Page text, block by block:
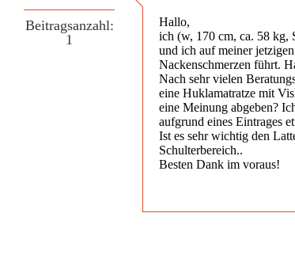
Beitragsanzahl:
1
Hallo,
ich (w, 170 cm, ca. 58 kg,
und ich auf meiner
Nackenschmerzen führt.
Nach sehr vielen
eine Huklamatratze mit
eine Meinung abgeben?
aufgrund eines Eintrages
Ist es sehr wichtig den
Schulterbereich..
Besten Dank im voraus!